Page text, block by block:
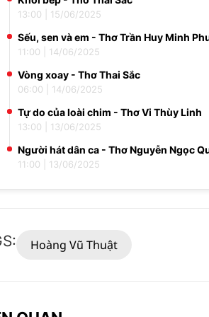
13:00 15/06/2025
Sếu, sen và em - Thơ Trần Huy Minh
11:00 14/06/2025
Vòng xoay - Thơ Thai Sắc
06:00 14/06/2025
Tự do của loài chim - Thơ Vi Thùy Linh
13:00 13/06/2025
Người hát dân ca - Thơ Nguyễn Ngọc
11:00 13/06/2025
Hoàng Vũ Thuật